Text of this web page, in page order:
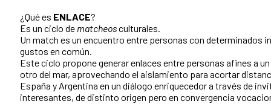
¿Qué es ENLACE?
Es un ciclo de matcheosculturales.
Un match es un encuentro entre personas con determinados
gustos en común.
Este ciclo propone generar enlaces entre personas afines a un
otro del mar, aprovechando el aislamiento para acortar
España y Argentina en un diálogo enriquecedor a través de
interesantes, de distinto origen pero en convergencia